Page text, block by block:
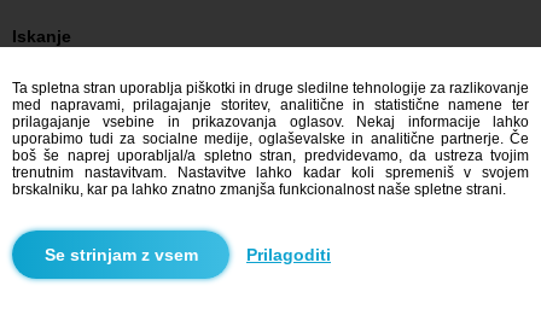
Iskanje
On išče njo: Moški, 46
On išče njo: Moški, 46 - Česko
On išče njo: Moški, 46 - Středočeský kraj
On išče njo: Moški, 46 - Benešov
Zmenkovati Česko
Zmenkovati Středočeský kraj
Zmenkovati Benešov
Blindr aplikacije
Ta spletna stran uporablja piškotki in druge sledilne tehnologije za razlikovanje
med napravami, prilagajanje storitev, analitične in statistične namene ter
prilagajanje vsebine in prikazovanja oglasov. Nekaj informacije lahko
uporabimo tudi za socialne medije, oglaševalske in analitične partnerje. Če
boš še naprej uporabljal/a spletno stran, predvidevamo, da ustreza tvojim
trenutnim nastavitvam. Nastavitve lahko kadar koli spremeniš v svojem
brskalniku, kar pa lahko znatno zmanjša funkcionalnost naše spletne strani.
Prilagoditi